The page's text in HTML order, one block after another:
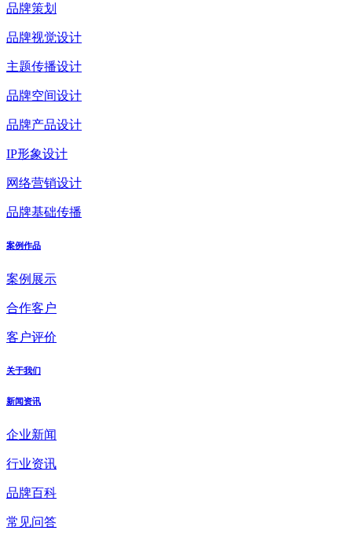
品牌策划
品牌视觉设计
主题传播设计
品牌空间设计
品牌产品设计
IP形象设计
网络营销设计
品牌基础传播
案例作品
案例展示
合作客户
客户评价
关于我们
新闻资讯
企业新闻
行业资讯
品牌百科
常见问答